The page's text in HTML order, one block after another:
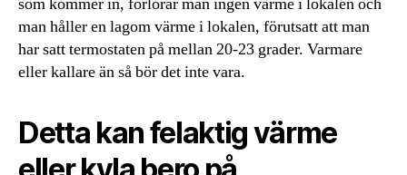
som kommer in, förlorar man ingen värme i lokalen och
man håller en lagom värme i lokalen, förutsatt att man
har satt termostaten på mellan 20-23 grader. Varmare
eller kallare än så bör det inte vara.
Detta kan felaktig värme